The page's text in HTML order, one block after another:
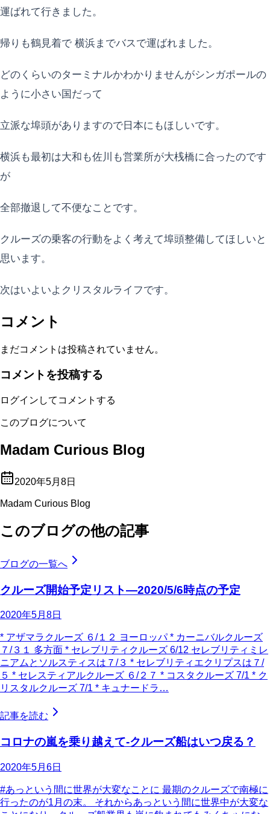
運ばれて行きました。
帰りも鶴見着で 横浜までバスで運ばれました。
どのくらいのターミナルかわかりませんがシンガポールの
ように小さい国だって
立派な埠頭がありますので日本にもほしいです。
横浜も最初は大和も佐川も営業所が大桟橋に合ったのです
が
全部撤退して不便なことです。
クルーズの乗客の行動をよく考えて埠頭整備してほしいと
思います。
次はいよいよクリスタルライフです。
コメント
まだコメントは投稿されていません。
コメントを投稿する
ログインしてコメントする
このブログについて
Madam Curious Blog
2020年5月8日
Madam Curious Blog
このブログの他の記事
ブログの一覧へ
クルーズ開始予定リスト―2020/5/6時点の予定
2020年5月8日
* アザマラクルーズ ６/１２ ヨーロッパ * カーニバルクルーズ
７/３１ 多方面 * セレブリティクルーズ 6/12 セレブリティミレ
ニアムとソルスティスは７/３ * セレブリティエクリプスは７/
５ * セレスティアルクルーズ ６/２７ * コスタクルーズ 7/1 * ク
リスタルクルーズ 7/1 * キュナードラ…
記事を読む
コロナの嵐を乗り越えて-クルーズ船はいつ戻る？
2020年5月6日
#あっという間に世界が大変なことに 最期のクルーズで南極に
行ったのが1月の末。 それからあっという間に世界中が大変な